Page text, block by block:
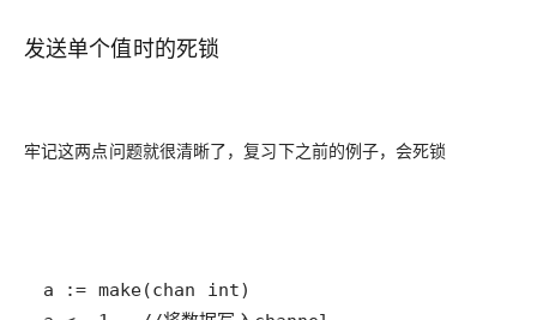
发送单个值时的死锁
牢记这两点问题就很清晰了，复习下之前的例子，会死锁